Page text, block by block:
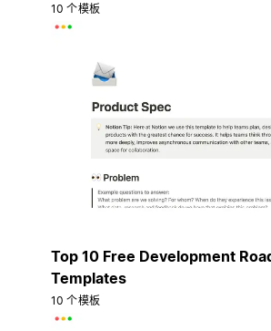
10 个模板
Top 10 Free Development
Templates
10 个模板